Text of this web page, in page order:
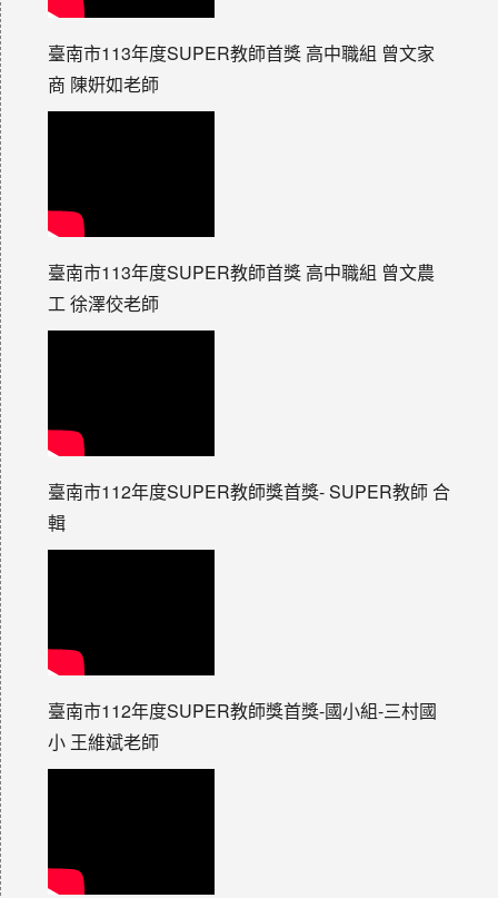
臺南市113年度SUPER教師首獎 高中職組 曾文家
商 陳姸如老師
臺南市113年度SUPER教師首獎 高中職組 曾文農
工 徐澤佼老師
臺南市112年度SUPER教師獎首獎- SUPER教師 合
輯
臺南市112年度SUPER教師獎首獎-國小組-三村國
小 王維斌老師